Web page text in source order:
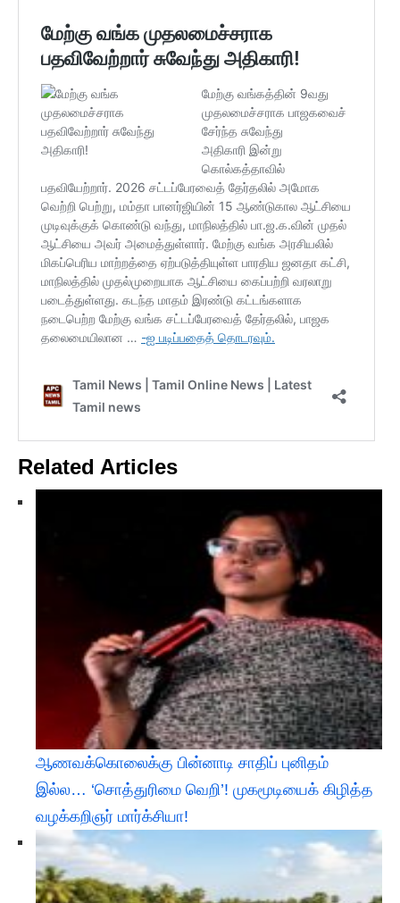
Related Articles
ஆணவக்கொலைக்கு பின்னாடி சாதிப் புனிதம்
இல்ல… ‘சொத்துரிமை வெறி’! முகமூடியைக் கிழித்த
வழக்கறிஞர் மார்க்சியா!